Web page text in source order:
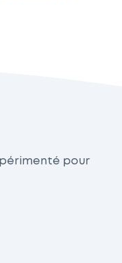
pour